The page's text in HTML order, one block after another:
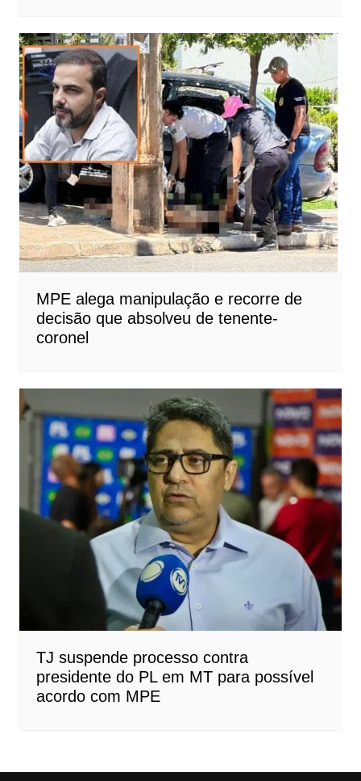
MPE alega manipulação e recorre de
decisão que absolveu de tenente-
coronel
TJ suspende processo contra
presidente do PL em MT para possível
acordo com MPE